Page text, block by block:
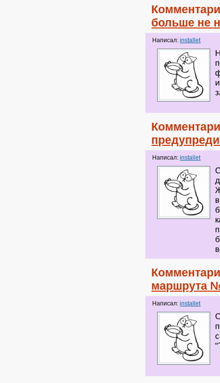
больше не
Написал:installet
Написал:installet
маршрута
Написал:installet